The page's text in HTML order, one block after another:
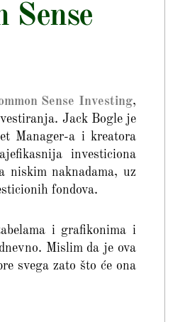
Sense
Sense Investing,
Jack Bogle je
Manager-a i kreatora
investiciona
niskim naknadama, uz
fondova.
i grafikonima i
Mislim da je ova
svega zato što će ona